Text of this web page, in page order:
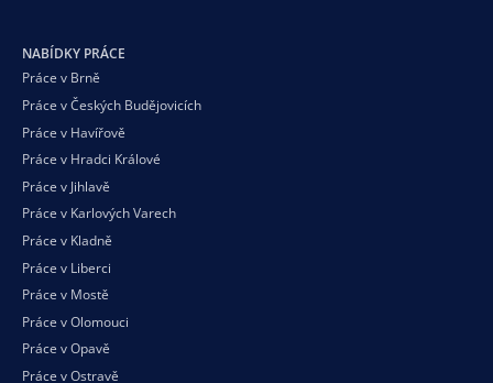
NABÍDKY PRÁCE
Práce v Brně
Práce v Českých Budějovicích
Práce v Havířově
Práce v Hradci Králové
Práce v Jihlavě
Práce v Karlových Varech
Práce v Kladně
Práce v Liberci
Práce v Mostě
Práce v Olomouci
Práce v Opavě
Práce v Ostravě